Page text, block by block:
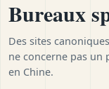
Bureaux
Des sites
ne concerne pas un
en Chine.